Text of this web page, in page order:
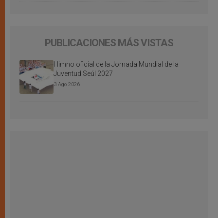
PUBLICACIONES MÁS VISTAS
Himno oficial de la Jornada Mundial de la
Juventud Seúl 2027
3 Ago 2026